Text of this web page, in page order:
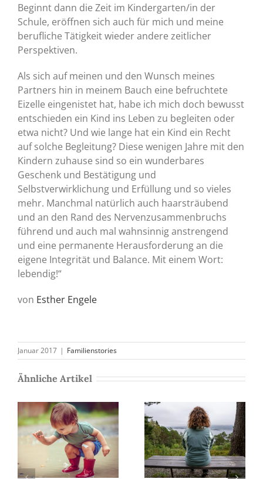
Beginnt dann die Zeit im Kindergarten/in der
Schule, eröffnen sich auch für mich und meine
berufliche Tätigkeit wieder andere zeitlicher
Perspektiven.
Als sich auf meinen und den Wunsch meines
Partners hin in meinem Bauch eine befruchtete
Eizelle eingenistet hat, habe ich mich doch bewusst
entschieden ein Kind ins Leben zu begleiten oder
etwa nicht? Und wie lange hat ein Kind ein Recht
auf solche Begleitung? Diese wenigen Jahre mit den
Kindern zuhause sind so ein wunderbares
Geschenk und Bestätigung und
Selbstverwirklichung und Erfüllung und so vieles
mehr. Manchmal natürlich auch haarsträubend
und an den Rand des Nervenzusammenbruchs
führend und auch mal wahnsinnig anstrengend
und eine permanente Herausforderung an die
eigene Integrität und Balance. Mit einem Wort:
lebendig!“
von Esther Engele
Januar 2017 | Familienstories
Ähnliche Artikel